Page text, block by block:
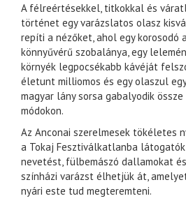
A félreértésekkel, titkokkal és
történet egy varázslatos olasz
repíti a nézőket, ahol egy korosodó
könnyűvérű szobalánya, egy
környék legpocsékabb kávéját
életunt milliomos és egy olaszul
magyar lány sorsa gabalyodik
módokon.
Az Anconai szerelmesek tökéletes
a Tokaj Fesztiválkatlanba látogatók
nevetést, fülbemászó dallamokat
színházi varázst élhetjük át,
nyári este tud megteremteni.